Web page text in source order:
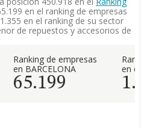
en el ranking de empresas
en el ranking de su sector
de repuestos y accesorios de
Ranking de empresas
en BARCELONA
65.199
en el